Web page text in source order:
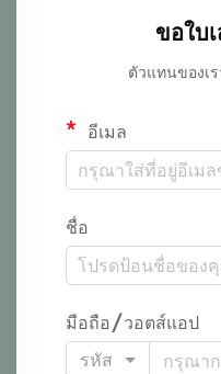
ขอใบ
ตัวแทนของเ
อีเมล
ชื่อ
มือถือ/วอตส์แอป
รหัส